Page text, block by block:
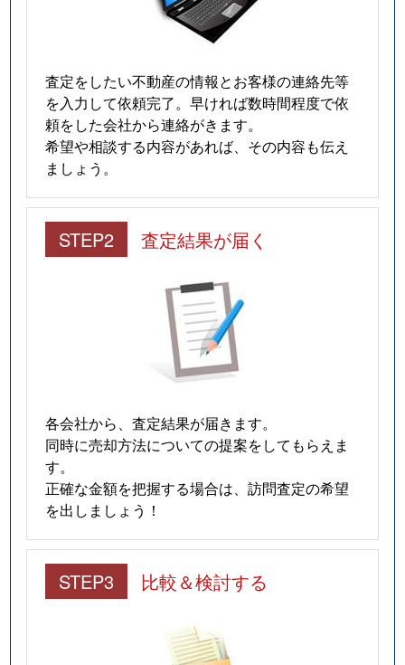
査定をしたい不動産の情報とお客様の連絡先等
を入力して依頼完了。早ければ数時間程度で依
頼をした会社から連絡がきます。
希望や相談する内容があれば、その内容も伝え
ましょう。
STEP2 査定結果が届く
各会社から、査定結果が届きます。
同時に売却方法についての提案をしてもらえま
す。
正確な金額を把握する場合は、訪問査定の希望
を出しましょう！
STEP3 比較＆検討する